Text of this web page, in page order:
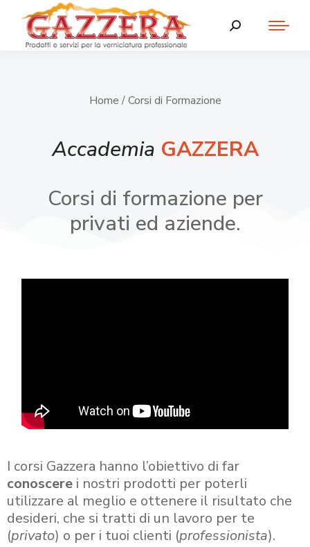
Home / Corsi di Formazione
Accademia GAZZERA
Corsi di formazione per
privati ed aziende.
I corsi Gazzera hanno l’obiettivo di far
conoscere i nostri prodotti per poterli
utilizzare al meglio e ottenere il risultato che
desideri, che si tratti di un lavoro per te
(privato) o per i tuoi clienti (professionista).